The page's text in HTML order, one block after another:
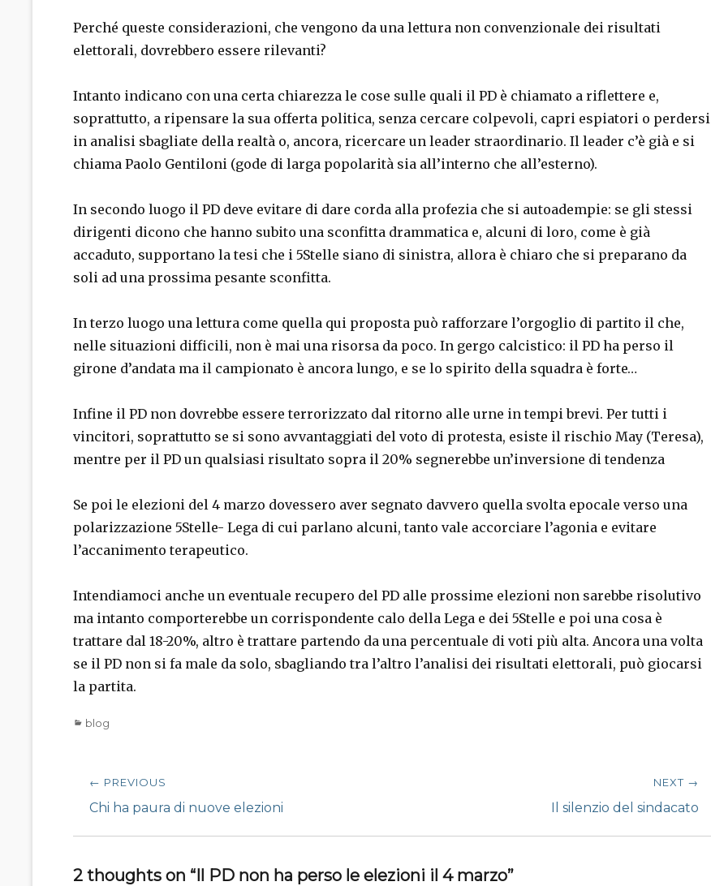
Perché queste considerazioni, che vengono da una lettura non convenzionale dei risultati
elettorali, dovrebbero essere rilevanti?
Intanto indicano con una certa chiarezza le cose sulle quali il PD è chiamato a riflettere e,
soprattutto, a ripensare la sua offerta politica, senza cercare colpevoli, capri espiatori o perdersi
in analisi sbagliate della realtà o, ancora, ricercare un leader straordinario. Il leader c’è già e si
chiama Paolo Gentiloni (gode di larga popolarità sia all’interno che all’esterno).
In secondo luogo il PD deve evitare di dare corda alla profezia che si autoadempie: se gli stessi
dirigenti dicono che hanno subito una sconfitta drammatica e, alcuni di loro, come è già
accaduto, supportano la tesi che i 5Stelle siano di sinistra, allora è chiaro che si preparano da
soli ad una prossima pesante sconfitta.
In terzo luogo una lettura come quella qui proposta può rafforzare l’orgoglio di partito il che,
nelle situazioni difficili, non è mai una risorsa da poco. In gergo calcistico: il PD ha perso il
girone d’andata ma il campionato è ancora lungo, e se lo spirito della squadra è forte…
Infine il PD non dovrebbe essere terrorizzato dal ritorno alle urne in tempi brevi. Per tutti i
vincitori, soprattutto se si sono avvantaggiati del voto di protesta, esiste il rischio May (Teresa),
mentre per il PD un qualsiasi risultato sopra il 20% segnerebbe un’inversione di tendenza
Se poi le elezioni del 4 marzo dovessero aver segnato davvero quella svolta epocale verso una
polarizzazione 5Stelle- Lega di cui parlano alcuni, tanto vale accorciare l’agonia e evitare
l’accanimento terapeutico.
Intendiamoci anche un eventuale recupero del PD alle prossime elezioni non sarebbe risolutivo
ma intanto comporterebbe un corrispondente calo della Lega e dei 5Stelle e poi una cosa è
trattare dal 18-20%, altro è trattare partendo da una percentuale di voti più alta. Ancora una volta
se il PD non si fa male da solo, sbagliando tra l’altro l’analisi dei risultati elettorali, può giocarsi
la partita.
Categories
blog
Navigazione
articoli
← PREVIOUS
Previous
Chi ha paura di nuove elezioni
NEXT →
Il silenzio del sindacato
2 thoughts on “Il PD non ha perso le elezioni il 4 marzo”